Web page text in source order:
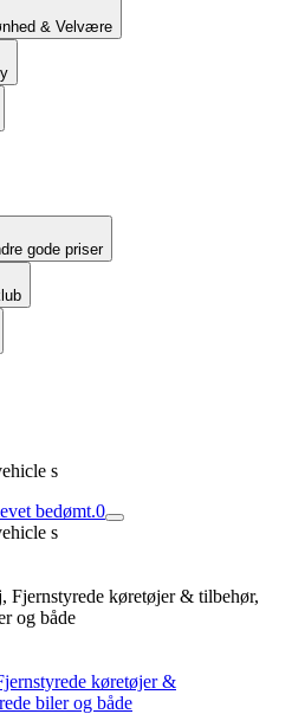
& Velvære
gode priser
s
bedømt.0
s
køretøjer & tilbehør,
og både
køretøjer &
biler og både